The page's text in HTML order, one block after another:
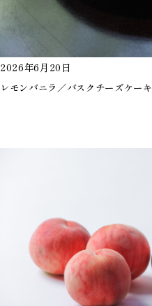
2026年6月20日
レモンバニラ／バスクチーズケーキ